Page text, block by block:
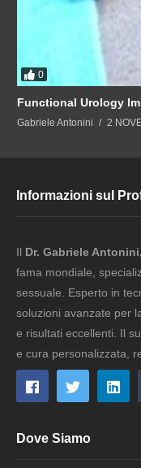
0
Functional Urology
Gabriele Antonini 2
Informazioni sul
Il Dr. Gabriele Antonini,
fama mondiale,
sessuale. Esperto in
soluzioni avanzate per
e risultati eccellenti. Il
e cura personalizzata,
Dove Siamo